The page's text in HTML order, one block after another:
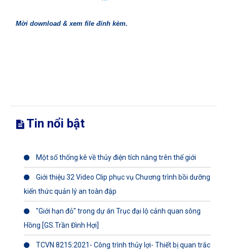
Mời download & xem file đính kèm.
Tin nổi bật
Một số thống kê về thủy điện tích năng trên thế giới
Giới thiệu 32 Video Clip phục vụ Chương trình bồi dưỡng
kiến thức quản lý an toàn đập
"Giới hạn đỏ" trong dự án Trục đại lộ cảnh quan sông
Hồng [GS.Trần Đình Hợi]
TCVN 8215:2021- Công trình thủy lợi- Thiết bị quan trắc